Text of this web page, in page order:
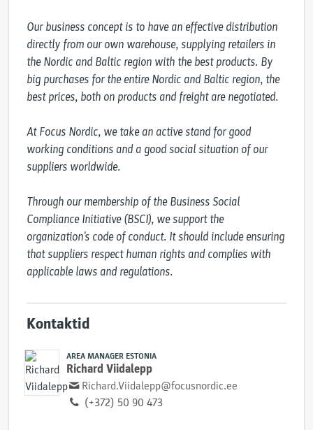
Our business concept is to have an effective distribution
directly from our own warehouse, supplying retailers in
the Nordic and Baltic region with the best products. By
big purchases for the entire Nordic and Baltic region, the
best prices, both on products and freight are negotiated.
At Focus Nordic, we take an active stand for good
working conditions and a good social situation of our
suppliers worldwide.
Through our membership of the Business Social
Compliance Initiative (BSCI), we support the
organization's code of conduct. It should include ensuring
that suppliers respect human rights and complies with
applicable laws and regulations.
Kontaktid
AREA MANAGER ESTONIA
Richard Viidalepp
Richard.Viidalepp@focusnordic.ee
(+372) 50 90 473